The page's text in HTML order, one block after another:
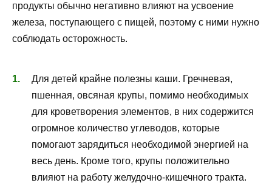
продукты обычно негативно влияют на усвоение
железа, поступающего с пищей, поэтому с ними нужно
соблюдать осторожность.
Для детей крайне полезны каши. Гречневая,
пшенная, овсяная крупы, помимо необходимых
для кроветворения элементов, в них содержится
огромное количество углеводов, которые
помогают зарядиться необходимой энергией на
весь день. Кроме того, крупы положительно
влияют на работу желудочно-кишечного тракта.